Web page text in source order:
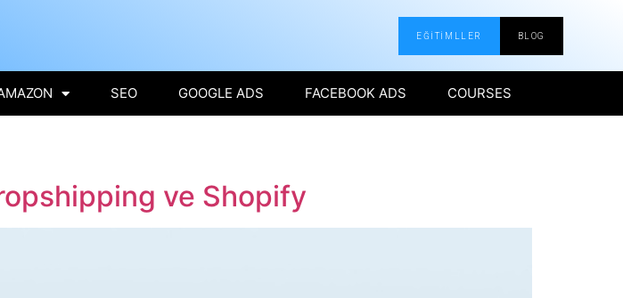
EĞİTİMLLER BLOG
SEO GOOGLE ADS FACEBOOK ADS COURSES
ve Shopify